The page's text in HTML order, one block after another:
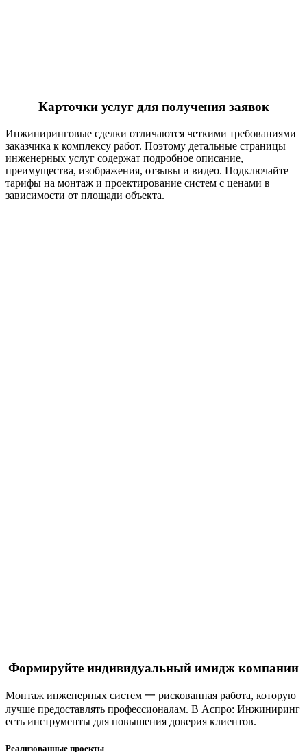
Карточки услуг для получения заявок
Инжиниринговые сделки отличаются четкими требованиями
заказчика к комплексу работ. Поэтому детальные страницы
инженерных услуг содержат подробное описание,
преимущества, изображения, отзывы и видео. Подключайте
тарифы на монтаж и проектирование систем с ценами в
зависимости от площади объекта.
Формируйте индивидуальный имидж компании
Монтаж инженерных систем 一 рискованная работа, которую
лучше предоставлять профессионалам. В Аспро: Инжиниринг
есть инструменты для повышения доверия клиентов.
Реализованные проекты